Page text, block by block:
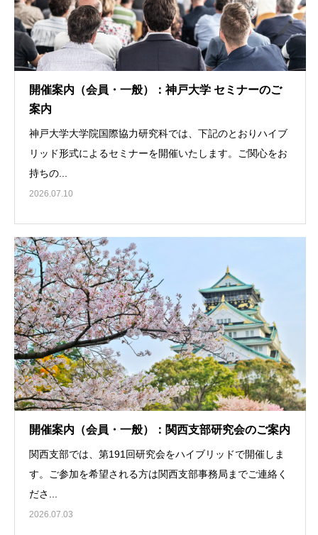
開催案内（会員・一般）：神戸大学 セミナーのご
案内
神戸大学大学院国際協力研究科では、下記のとおりハイブ
リッド形式によるセミナーを開催いたします。ご関心をお
持ちの...
2026.07.10
開催案内（会員・一般）：関西支部研究会のご案内
関西支部では、第191回研究会をハイブリッドで開催しま
す。ご参加を希望される方は関西支部事務局までご連絡く
ださ...
2026.07.03